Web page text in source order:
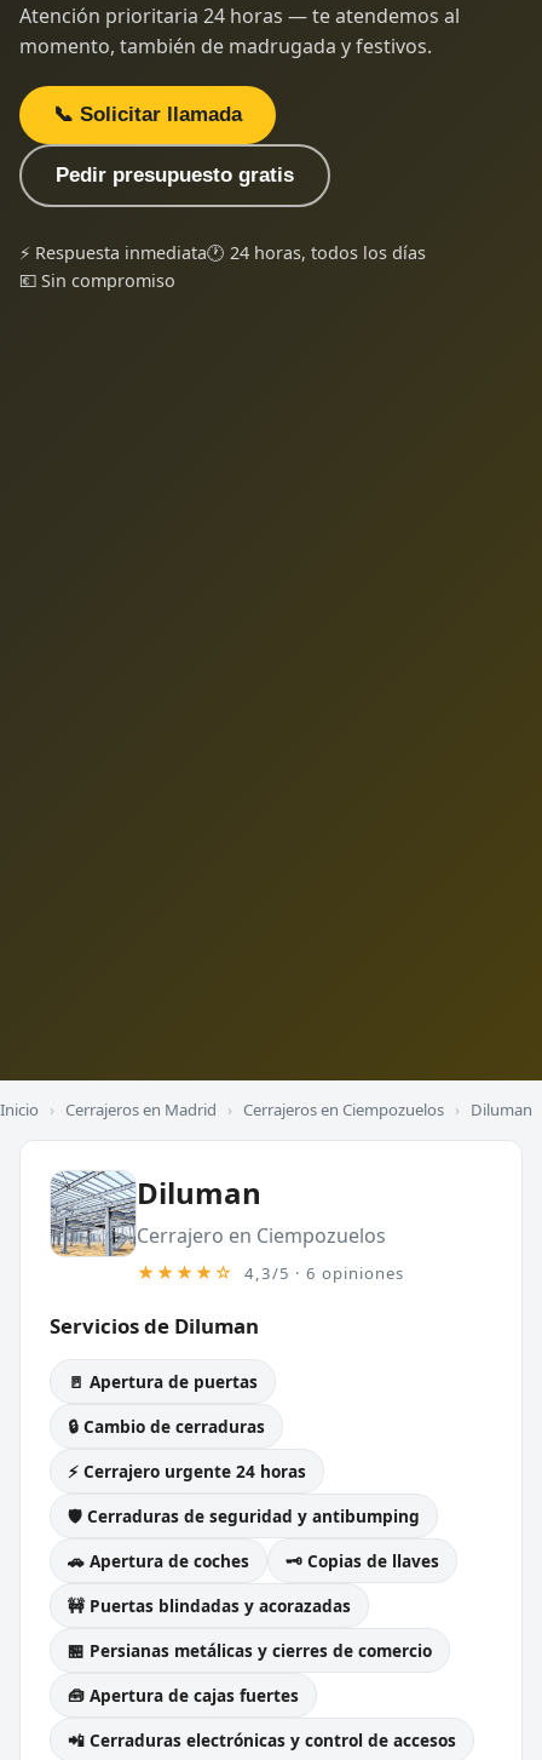
Atención prioritaria 24 horas — te atendemos al
momento, también de madrugada y festivos.
📞 Solicitar llamada
Pedir presupuesto gratis
⚡ Respuesta inmediata🕐 24 horas, todos los días
💶 Sin compromiso
Inicio › Cerrajeros en Madrid › Cerrajeros en Ciempozuelos › Diluman
Diluman
Cerrajero en Ciempozuelos
★★★★☆ 4,3/5 · 6 opiniones
Servicios de Diluman
🚪 Apertura de puertas
🔒 Cambio de cerraduras
⚡ Cerrajero urgente 24 horas
🛡️ Cerraduras de seguridad y antibumping
🚗 Apertura de coches
🗝️ Copias de llaves
🚧 Puertas blindadas y acorazadas
🏪 Persianas metálicas y cierres de comercio
🧰 Apertura de cajas fuertes
📲 Cerraduras electrónicas y control de accesos